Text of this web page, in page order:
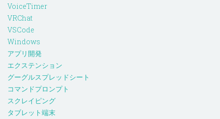
VoiceTimer
VRChat
VSCode
Windows
アプリ開発
エクステンション
グーグルスプレッドシート
コマンドプロンプト
スクレイピング
タブレット端末